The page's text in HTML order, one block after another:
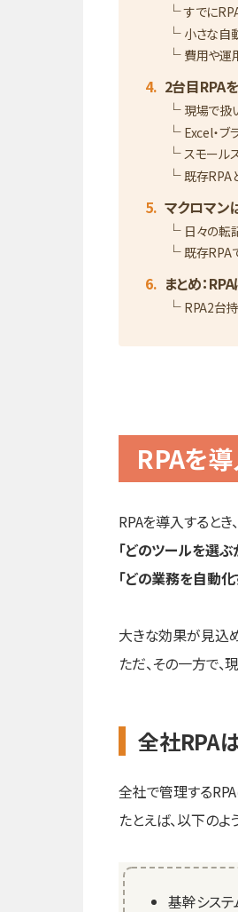
すでに
小さな自
費用や運
2台目RPA
現場で扱
Excel・ブ
スモール
既存RPA
マクロマン
日々の転
既存RPA
まとめ：
RPA2台
RPAを
RPAを導入するとき
「どのツールを選ぶ
「どの業務を自動化
大きな効果が見込
ただ、その一方で
全社RPA
全社で管理するRPA
たとえば、以下のよ
基幹シス